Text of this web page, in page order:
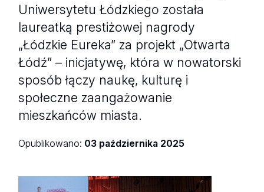
Uniwersytetu Łódzkiego została
laureatką prestiżowej nagrody
„Łódzkie Eureka” za projekt „Otwarta
Łódź” – inicjatywę, która w nowatorski
sposób łączy naukę, kulturę i
społeczne zaangażowanie
mieszkańców miasta.
Opublikowano: 03 października 2025